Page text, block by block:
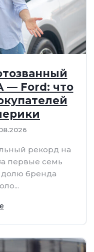
— Ford: что
рекорд на
первые семь
долю бренда